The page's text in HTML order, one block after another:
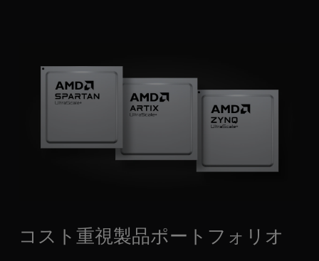
コスト重視製品ポートフォリオ